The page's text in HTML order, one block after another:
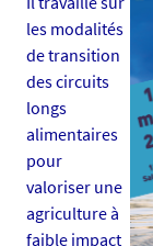
s
/
p
h
o
t
o
/
l
les modalités
de transition
des circuits
longs
alimentaires
pour
valoriser une
agriculture à
faible impact